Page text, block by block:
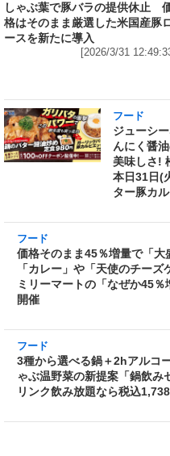
しゃぶ葉で豚バラの提供休止
格はそのまま厳選した米国産豚
ースを新たに導入
[2026/3/31
フード
ジューシ
んにく醤
美味しさ!
本日31日(
ター豚カ
価格その
ィ」は
ケーキ」
フード
3種から選
込2,178円!
みセット
飲み放題